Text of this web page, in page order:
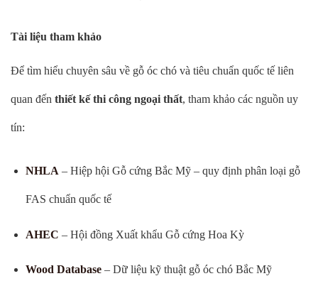
Tài liệu tham khảo
Để tìm hiểu chuyên sâu về gỗ óc chó và tiêu chuẩn quốc tế liên
quan đến thiết kế thi công ngoại thất, tham khảo các nguồn uy
tín:
NHLA – Hiệp hội Gỗ cứng Bắc Mỹ – quy định phân loại gỗ
FAS chuẩn quốc tế
AHEC – Hội đồng Xuất khẩu Gỗ cứng Hoa Kỳ
Wood Database– Dữ liệu kỹ thuật gỗ óc chó Bắc Mỹ